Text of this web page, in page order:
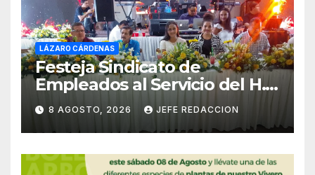
LÁZARO CÁRDENAS
Festeja Sindicato de
Empleados al Servicio del H.
Ayuntamiento de LZC Día del
Empleado Municipal
8 AGOSTO, 2026 JEFE REDACCION